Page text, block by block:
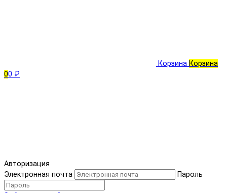
Корзина Корзина
00 ₽
Авторизация
Электронная почта
Пароль